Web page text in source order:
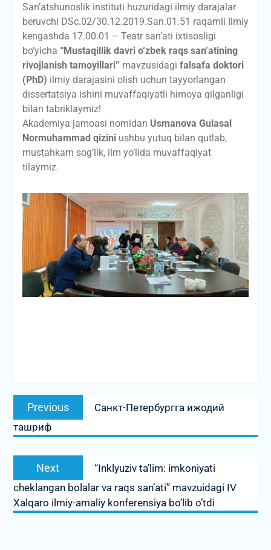
San’atshunoslik instituti huzuridagi ilmiy darajalar
beruvchi DSc.02/30.12.2019.San.01.51 raqamli Ilmiy
kengashda 17.00.01 – Teatr san’ati ixtisosligi
bo‘yicha “Mustaqillik davri o‘zbek raqs san’atining
rivojlanish tamoyillari” mavzusidagi falsafa doktori
(PhD) ilmiy darajasini olish uchun tayyorlangan
dissertatsiya ishini muvaffaqiyatli himoya qilganligi
bilan tabriklaymiz!
Akademiya jamoasi nomidan Usmanova Gulasal
Normuhammad qiziniushbu yutuq bilan qutlab,
mustahkam sog’lik, ilm yo’lida muvaffaqiyat
tilaymiz.
Post
menyusi
Previous
post:
Санкт-Петербургга ижодий
ташриф
Next
Next
post:
“Inklyuziv ta’lim: imkoniyati
cheklangan bolalar va raqs san’ati” mavzuidagi IV
Xalqaro ilmiy-amaliy konferensiya bo’lib o’tdi